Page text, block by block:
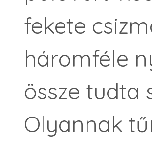
fekete
háromféle
össze tudta
Olyannak